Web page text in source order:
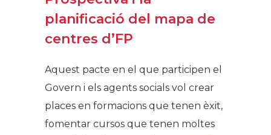
planificació del mapa de
centres d’FP
Aquest pacte en el que participen el
Govern i els agents socials vol crear
places en formacions que tenen èxit,
fomentar cursos que tenen moltes